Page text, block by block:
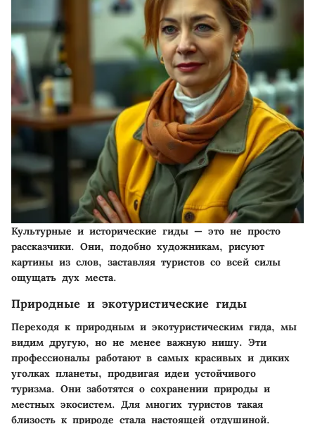
Культурные и исторические гиды — это не просто
рассказчики. Они, подобно художникам, рисуют
картины из слов, заставляя туристов со всей силы
ощущать дух места.
Природные и экотуристические гиды
Переходя к природным и экотуристическим гида, мы
видим другую, но не менее важную нишу. Эти
профессионалы работают в самых красивых и диких
уголках планеты, продвигая идеи устойчивого
туризма. Они заботятся о сохранении природы и
местных экосистем. Для многих туристов такая
близость к природе стала настоящей отдушиной.